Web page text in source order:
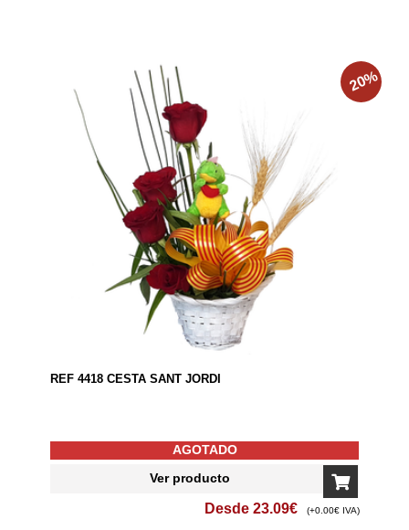
20%
REF 4418 CESTA SANT JORDI
AGOTADO
Ver producto
Desde 23.09€ (+0.00€ IVA)